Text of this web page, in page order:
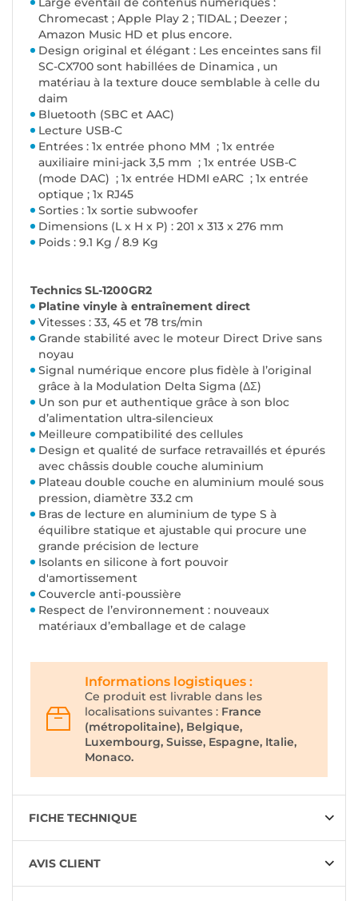
Chromecast ; Apple Play 2 ; TIDAL ; Deezer ;
Amazon Music HD et plus encore.
Design original et élégant : Les enceintes sans fil
SC-CX700 sont habillées de Dinamica , un
matériau à la texture douce semblable à celle du
daim
Bluetooth (SBC et AAC)
Lecture USB-C
Entrées : 1x entrée phono MM ; 1x entrée
auxiliaire mini-jack 3,5 mm ; 1x entrée USB-C
(mode DAC) ; 1x entrée HDMI eARC ; 1x entrée
optique ; 1x RJ45
Sorties : 1x sortie subwoofer
Dimensions (L x H x P) : 201 x 313 x 276 mm
Poids : 9.1 Kg / 8.9 Kg
Technics SL-1200GR2
Platine vinyle à entraînement direct
Vitesses : 33, 45 et 78 trs/min
Grande stabilité avec le moteur Direct Drive sans
noyau
Signal numérique encore plus fidèle à l’original
grâce à la Modulation Delta Sigma (ΔΣ)
Un son pur et authentique grâce à son bloc
d’alimentation ultra-silencieux
Meilleure compatibilité des cellules
Design et qualité de surface retravaillés et épurés
avec châssis double couche aluminium
Plateau double couche en aluminium moulé sous
pression, diamètre 33.2 cm
Bras de lecture en aluminium de type S à
équilibre statique et ajustable qui procure une
grande précision de lecture
Isolants en silicone à fort pouvoir
d'amortissement
Couvercle anti-poussière
Respect de l’environnement : nouveaux
matériaux d’emballage et de calage
Informations logistiques :
Ce produit est livrable dans les
localisations suivantes : France
(métropolitaine), Belgique,
Luxembourg, Suisse, Espagne, Italie,
Monaco.
FICHE TECHNIQUE
AVIS CLIENT